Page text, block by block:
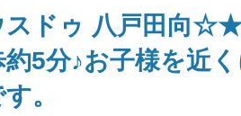
ドゥ 八戸田向
5分♪お子様を近
。